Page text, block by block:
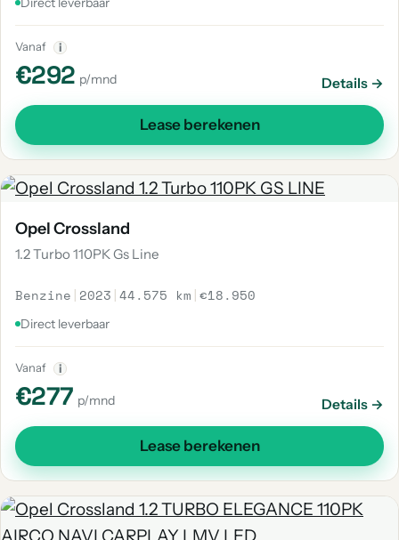
Vanaf i
€292 p/mnd Details →
Lease berekenen
Opel Crossland
1.2 Turbo 110PK Gs Line
Benzine | 2023 |44.575 km |€18.950
Direct leverbaar
Vanaf i
€277 p/mnd Details →
Lease berekenen